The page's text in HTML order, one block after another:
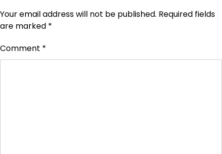
Your email address will not be published. Required fields
are marked *
Comment *